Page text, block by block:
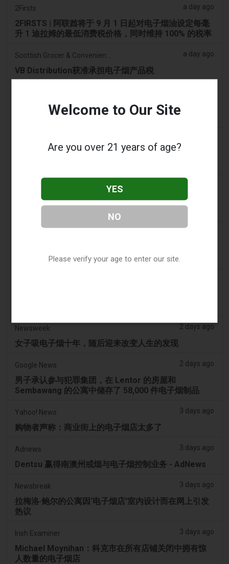
2Firsts a day ago
2FIRSTS | 阿联酋将于 9 月 1 日起对电子烟油设定每毫
升 1 迪拉姆的最低消费税价格，同时维持 100% 的税率
a day ago
VB Distribution获准承担电子烟产品税
2FIRSTS | 尼古丁袋在美国便利店市场崛起，而电子烟
销量下降 14%
电子烟税在九个月内筹集了2200万欧元后，政府正考虑
哥斯达黎加新的电子烟法规原定今日生效，但并未生
Reporter
Newsweek 2 days ago
女子吸电子烟十年，随后迎来改变人生的发现
Google News 2 days ago
男子承认参与犯罪集团，在 Lentor 的房屋和
Sembawang 的公寓中储存了 58,000 件电子烟制品
Yahoo! News 3 days ago
购物者声称：商业街上的电子烟店太多了
Adnews 3 days ago
Dentsu 赢得南澳州戒烟与电子烟控制业务 - AdNews
Newsbreak 3 days ago
拉梅洛·鲍尔的公寓因‘电子烟店’室内设计而在网上引发
热议
Irish Examiner 3 days ago
Michael Moynihan：科克市在所有店铺关闭中拥有惊
人数量的电子烟店
Welcome to Our Site
Are you over 21 years of age?
YES
NO
Please verify your age to enter our site.